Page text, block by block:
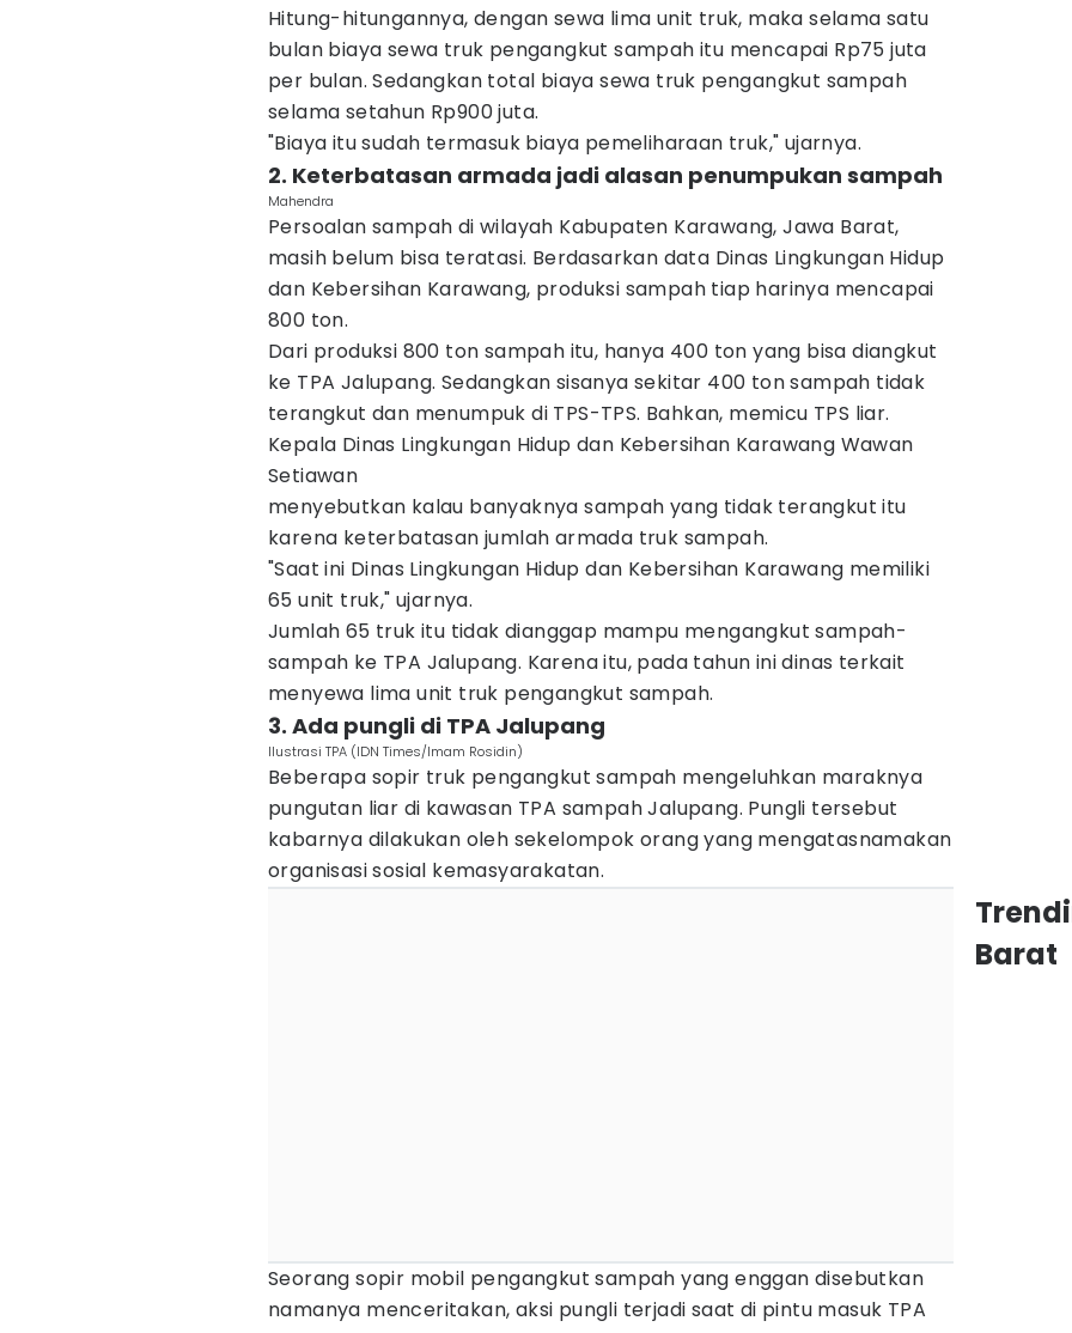
Hitung-hitungannya, dengan sewa lima unit truk, maka selama satu
bulan biaya sewa truk pengangkut sampah itu mencapai Rp75 juta
per bulan. Sedangkan total biaya sewa truk pengangkut sampah
selama setahun Rp900 juta.
"Biaya itu sudah termasuk biaya pemeliharaan truk," ujarnya.
2. Keterbatasan armada jadi alasan penumpukan sampah
Mahendra
Persoalan sampah di wilayah Kabupaten Karawang, Jawa Barat,
masih belum bisa teratasi. Berdasarkan data Dinas Lingkungan Hidup
dan Kebersihan Karawang, produksi sampah tiap harinya mencapai
800 ton.
Dari produksi 800 ton sampah itu, hanya 400 ton yang bisa diangkut
ke TPA Jalupang. Sedangkan sisanya sekitar 400 ton sampah tidak
terangkut dan menumpuk di TPS-TPS. Bahkan, memicu TPS liar.
Kepala Dinas Lingkungan Hidup dan Kebersihan Karawang Wawan
Setiawan
menyebutkan kalau banyaknya sampah yang tidak terangkut itu
karena keterbatasan jumlah armada truk sampah.
"Saat ini Dinas Lingkungan Hidup dan Kebersihan Karawang memiliki
65 unit truk," ujarnya.
Jumlah 65 truk itu tidak dianggap mampu mengangkut sampah-
sampah ke TPA Jalupang. Karena itu, pada tahun ini dinas terkait
menyewa lima unit truk pengangkut sampah.
3. Ada pungli di TPA Jalupang
Ilustrasi TPA (IDN Times/Imam Rosidin)
Beberapa sopir truk pengangkut sampah mengeluhkan maraknya
pungutan liar di kawasan TPA sampah Jalupang. Pungli tersebut
kabarnya dilakukan oleh sekelompok orang yang mengatasnamakan
organisasi sosial kemasyarakatan.
Seorang sopir mobil pengangkut sampah yang enggan disebutkan
namanya menceritakan, aksi pungli terjadi saat di pintu masuk TPA
Barat